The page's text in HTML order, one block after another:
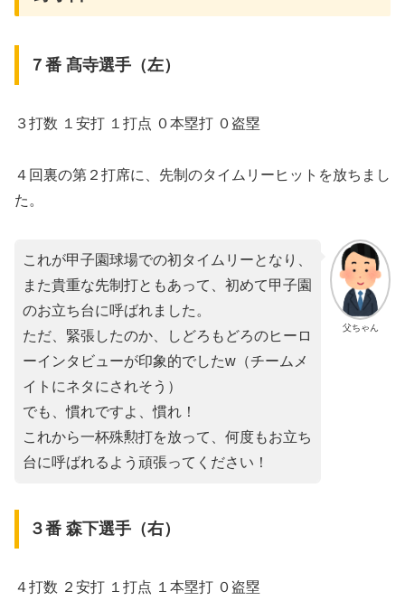
７番 髙寺選手（左）
３打数 １安打 １打点 ０本塁打 ０盗塁
４回裏の第２打席に、先制のタイムリーヒットを放ちまし
た。
父ちゃん
これが甲子園球場での初タイムリーとなり、
また貴重な先制打ともあって、初めて甲子園
のお立ち台に呼ばれました。
ただ、緊張したのか、しどろもどろのヒーロ
ーインタビューが印象的でしたw（チームメ
イトにネタにされそう）
でも、慣れですよ、慣れ！
これから一杯殊勲打を放って、何度もお立ち
台に呼ばれるよう頑張ってください！
３番 森下選手（右）
４打数 ２安打 １打点 １本塁打 ０盗塁